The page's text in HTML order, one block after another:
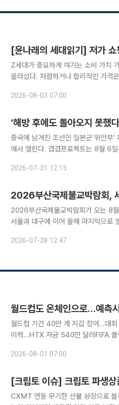
[윤나래의 세대읽기] 저가
Z세대가 중요하게 여기는 소비 가치
올라섰다. 저렴하거나 합리적인 가격
했다. 물자가 부족했던 세대와 물건이
2026-08-03 07:00
‘해방 후에도 돌아오지 못했
중국에 남겨진 조선인 일본군‘위안부
에서 열린다. 겹겹프로젝트는 8월 6
니다. 사진과 영상, 유품, 기록물을 통
2026-07-31 12:15
2026부산국제불교박람회,
2026부산국제불교박람회가 오는 8
서울과 대구에 이어 올해 마지막으로
불교를 접해온 세대가 같은 공간에 모
2026-07-28 12:47
월드컵도 온체인으로…예측
월드컵 기간 40만 개 지갑 참여…대
이력…HTX 자금 540만 달러FIFA 콜
나타났다. FIFA의 공식 디지털 수집품
2026-08-01 07:00
CXMT 연동 무기한 선물 상장으로